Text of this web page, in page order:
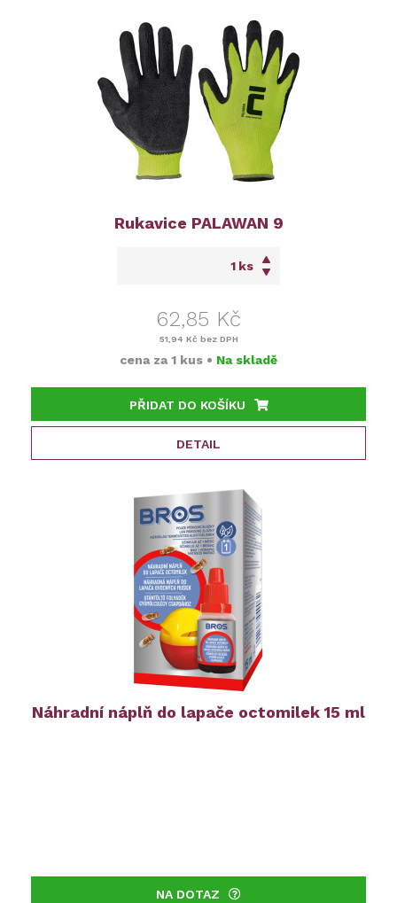
Rukavice PALAWAN 9
ks
62,85 Kč
51,94 Kč bez DPH
cena za 1 kus • Na skladě
PŘIDAT DO KOŠÍKU
DETAIL
Náhradní náplň do lapače octomilek 15 ml
NA DOTAZ